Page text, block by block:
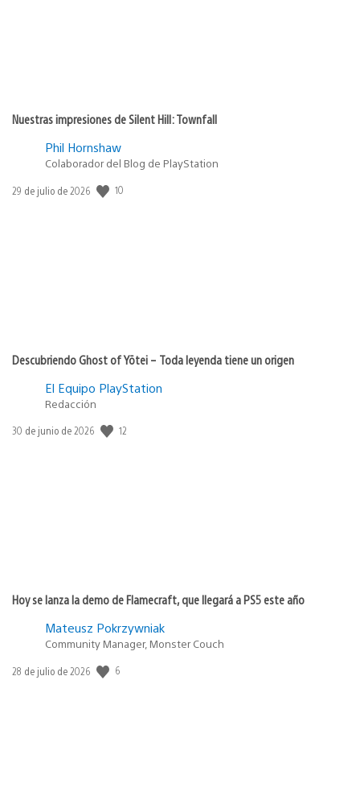
Nuestras impresiones de Silent Hill: Townfall
Phil Hornshaw
Colaborador del Blog de PlayStation
Fecha
29 de julio de 2026 10
Descubriendo Ghost of Yōtei – Toda leyenda tiene un origen
El Equipo PlayStation
Redacción
Fecha
30 de junio de 2026 12
Hoy se lanza la demo de Flamecraft, que llegará a PS5 este año
Mateusz Pokrzywniak
Community Manager, Monster Couch
Fecha
28 de julio de 2026 6